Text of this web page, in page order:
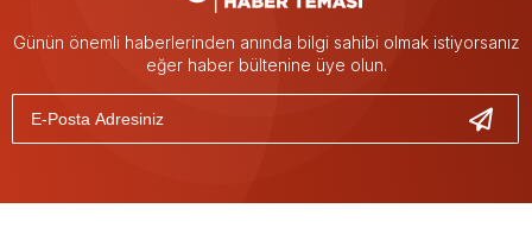
Günün önemli haberlerinden anında bilgi sahibi olmak istiyorsanız
eğer haber bültenine üye olun.